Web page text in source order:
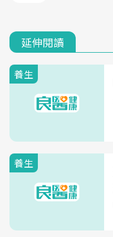
延伸閱讀
養生
養生